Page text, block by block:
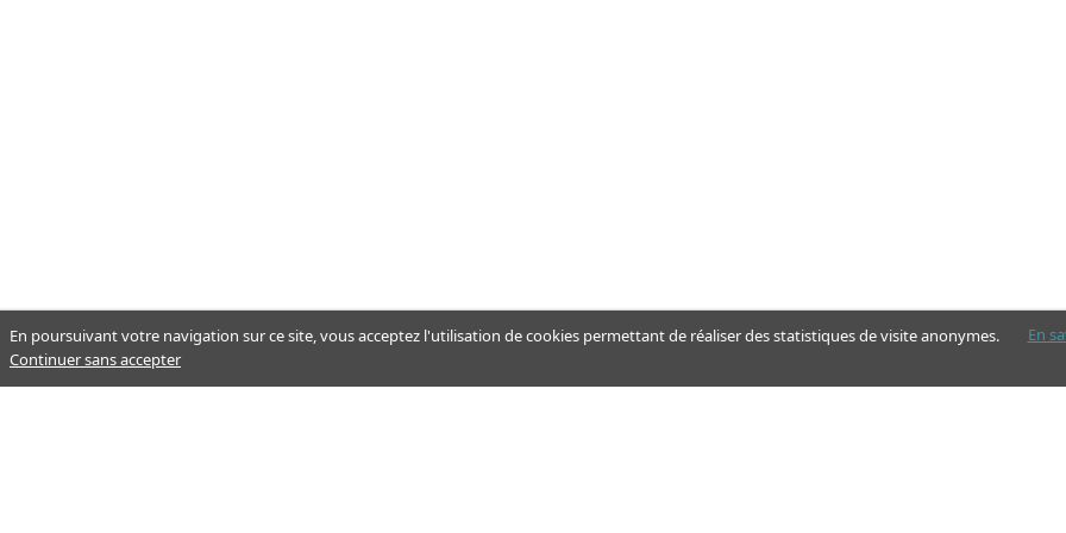
En poursuivant votre navigation sur ce site, vous acceptez l'utilisation de cookies permettant de réaliser des statistiques de visite anonymes. En
Continuer sans accepter